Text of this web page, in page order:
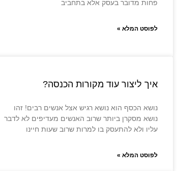
פחות מדובר בעסק אלא בתחביב
לפוסט המלא »
איך ליצור עוד מקורות הכנסה?
נושא הכסף הוא נושא רגיש אצל אנשים רבים! זהו
נושא מסקרן ביותר שרוב האנשים מעדיפים לא לדבר
עליו ולא להתעסק בו למרות שרוב שעות חיינו
לפוסט המלא »